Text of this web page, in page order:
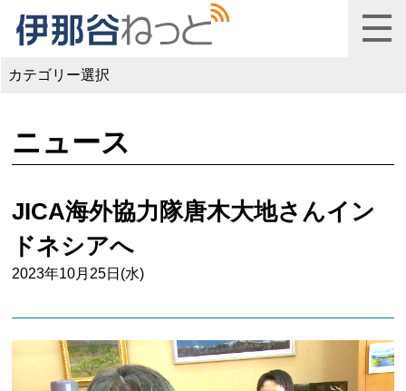
カテゴリー選択
ニュース
JICA海外協力隊唐木大地さんイン
ドネシアへ
2023年10月25日(水)